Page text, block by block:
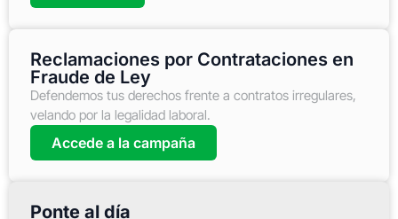
Reclamaciones por Contrataciones en
Fraude de Ley
Defendemos tus derechos frente a contratos irregulares,
velando por la legalidad laboral.
Accede a la campaña
Ponte al día